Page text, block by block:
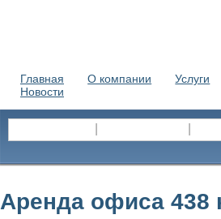
Главная О компании
Услуги
Новости
Аренда офиса 438